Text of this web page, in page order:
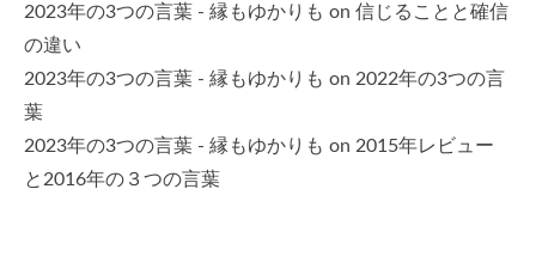
2023年の3つの言葉 - 縁もゆかりも on 信じることと確信
の違い
2023年の3つの言葉 - 縁もゆかりも on 2022年の3つの言
葉
2023年の3つの言葉 - 縁もゆかりも on 2015年レビュー
と2016年の３つの言葉